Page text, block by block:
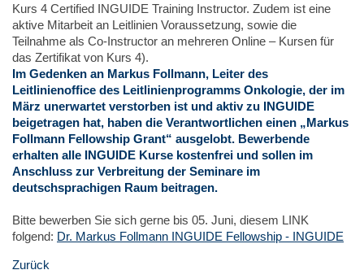
Kurs 4 Certified INGUIDE Training Instructor. Zudem ist eine
aktive Mitarbeit an Leitlinien Voraussetzung, sowie die
Teilnahme als Co-Instructor an mehreren Online – Kursen für
das Zertifikat von Kurs 4).
Im Gedenken an Markus Follmann, Leiter des
Leitlinienoffice des Leitlinienprogramms Onkologie, der im
März unerwartet verstorben ist und aktiv zu INGUIDE
beigetragen hat, haben die Verantwortlichen einen „Markus
Follmann Fellowship Grant“ ausgelobt. Bewerbende
erhalten alle INGUIDE Kurse kostenfrei und sollen im
Anschluss zur Verbreitung der Seminare im
deutschsprachigen Raum beitragen.
Bitte bewerben Sie sich gerne bis 05. Juni, diesem LINK
folgend: Dr. Markus Follmann INGUIDE Fellowship - INGUIDE
Zurück